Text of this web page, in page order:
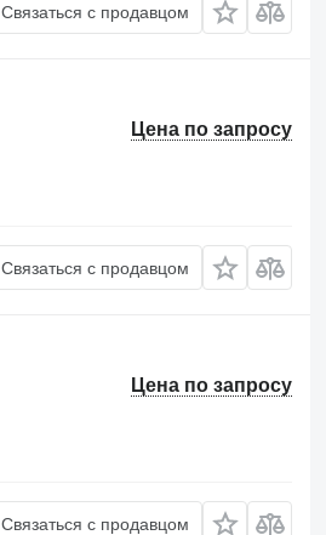
Связаться с продавцом
Цена по запросу
Связаться с продавцом
Цена по запросу
Связаться с продавцом